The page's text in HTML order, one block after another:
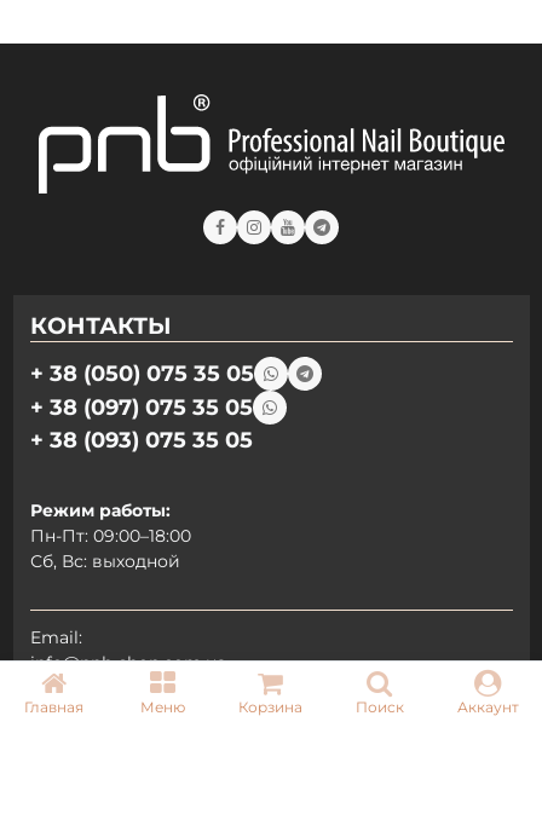
Главная Меню Корзина Поиск Аккаунт
КОНТАКТЫ
+ 38 (050) 075 35 05
+ 38 (097) 075 35 05
+ 38 (093) 075 35 05
Режим работы:
Пн-Пт: 09:00–18:00
Сб, Вс: выходной
Email:
info@pnb-shop.com.ua
По вопросам сотрудничества: